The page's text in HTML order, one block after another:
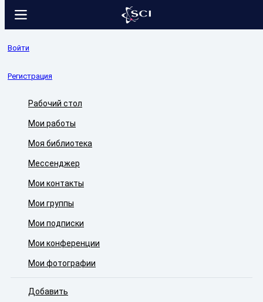
Войти
Регистрация
Рабочий стол
Мои работы
Моя библиотека
Мессенджер
Мои контакты
Мои группы
Мои подписки
Мои конференции
Мои фотографии
Добавить